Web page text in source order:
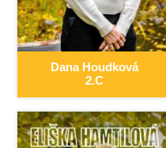
Dana Houdková
2.C